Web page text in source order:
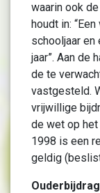
waarin ook
houdt in:
schooljaar en
jaar”. Aan de
de te
vastgesteld.
vrijwillige
de wet op
1998 is een
geldig